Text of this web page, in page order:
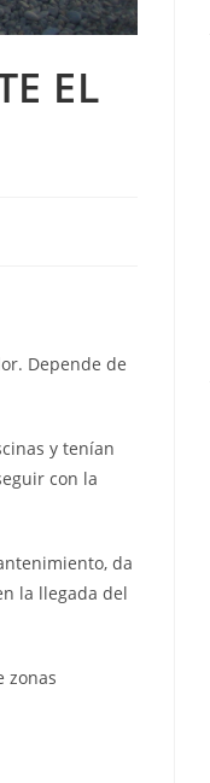
EL
Depende de
y tenían
con la
da
la llegada del
zonas